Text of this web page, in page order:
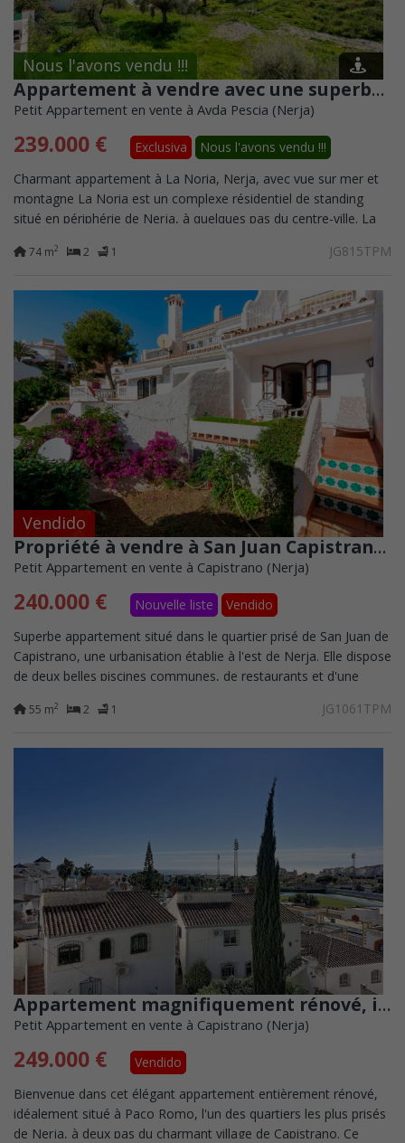
Nous l'avons vendu !!!
Appartement à vendre avec une superbe vue sur la mer, situé à La Noria Nerja.
Petit Appartement en vente à Avda Pescia (Nerja)
239.000 € Exclusiva
Nous l'avons vendu !!!
Charmant appartement à La Noria, Nerja, avec vue sur mer et
montagne La Noria est un complexe résidentiel de standing
situé en périphérie de Nerja, à quelques pas du centre-ville. La
74 m2 2 1 JG815TPM
Vendido
Propriété à vendre à San Juan Capistrano, Nerja
Petit Appartement en vente à Capistrano (Nerja)
240.000 € Nouvelle liste
Vendido
Superbe appartement situé dans le quartier prisé de San Juan de
Capistrano, une urbanisation établie à l'est de Nerja. Elle dispose
de deux belles piscines communes, de restaurants et d'une
55 m2 2 1 JG1061TPM
Appartement magnifiquement rénové, idéalement situé dans l'un des quartiers les plus prisés de Nerja – Paco Romo, juste à côté du charmant village de Capistrano.
Petit Appartement en vente à Capistrano (Nerja)
249.000 €
Vendido
Bienvenue dans cet élégant appartement entièrement rénové,
idéalement situé à Paco Romo, l'un des quartiers les plus prisés
de Nerja, à deux pas du charmant village de Capistrano. Ce